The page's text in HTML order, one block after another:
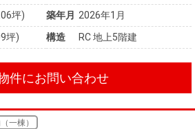
坪) 築年月 2026年1月
坪) 構造 RC 地上5階建
件にお問い合わせ
一棟）